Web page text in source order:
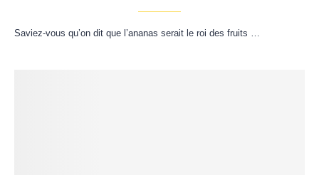
Saviez-vous qu’on dit que l’ananas serait le roi des fruits …